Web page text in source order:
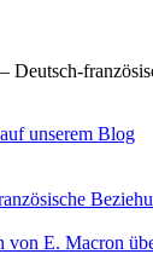
Deutsch-
unserem Blog
von E. Macron